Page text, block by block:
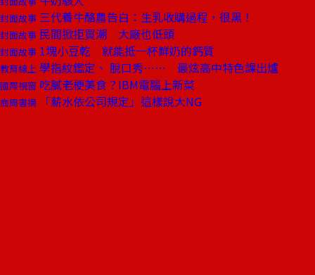
封面故事 三代養牛酪農告白：生乳收購過程，很黑！
封面故事 民間掀拒買潮 大廠也低頭
封面故事 1塊小豆乾 就能抵一杯鮮奶的鈣質
教育線上 學指紋鑑定、 脫口秀…… 最炫高中特色課出爐
國際視窗 吃膩老梗美食？IBM電腦上新菜
商周書摘 「薪水依公司規定」這樣說大NG